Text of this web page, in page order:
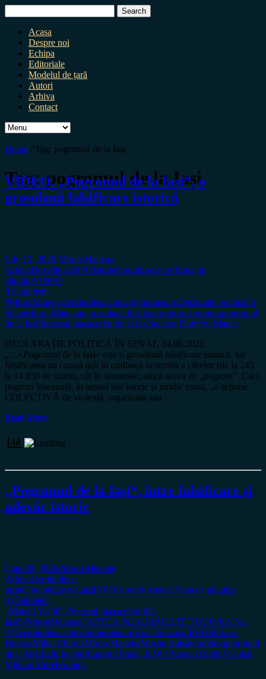
for:
Acasa
Despre noi
Echipa
Editoriale
Modelul de țară
Autori
Arhiva
Contact
Home / Tag: pogromul de la Iași
Tag:pogromul de la Iași
VIDEO. „Pogromul de la Iași”, o
grosolană falsificare istorică
July 12, 2026 Miron Manega
ArhivaDezvăluiriINFOIstorieOpiniiSocietateTema de
gândireVIDEO
0 Comment
#MironManegacertitudinea.comcertitudinea.roDeclarație politică în
SenatMiron Manegao grosolană falsificare istoricăortodoxpogromul
de la IașiProcesul masacrelor de la IașiSenator Dumitru Manea
DECLARAȚIE POLITICĂ ÎN SENAT, 24.06.2026.
„…«Pogromul de la Iași» este o grosolană falsificare istorică. Iar
falsificarea nu constă atât în umflarea nesimțită a cifrelor (de la 245
la 14.850 de morți), cât în denumire, adică accea de „pogrom”. Căci
pogrom înseamnă, în sensul său istoric și juridic usual, „o acțiune
COLECTIVĂ de violență, organizată sau…
Read More
„Pogromul de la Iași“, între falsificare și
adevăr istoric
June 28, 2026 Miron Manega
ArhivaCertitudinea
printCredințăDezvăluiriINFOIstorieSocietateTema de gândire
0 Comment
„Marșul Vieții”„Procesul masacrelor din
Iaşi“#MironManegaCARTEA NEAGRĂCERTITUDINEA Nr.
215certitudinea.comcertitudinea.roEzer WeizmanINSHRIsaac
HerzogMihai ChiricaMiron ManegaMoshe Katsavortodoxpogromul
de la IașiRadu IoanidRaportul Final „E.W.“Reuven RivlinVasilică
MilitaruViorel Achim